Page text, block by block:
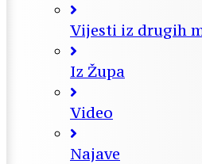
Vijesti iz drugih
Iz Župa
Video
Najave